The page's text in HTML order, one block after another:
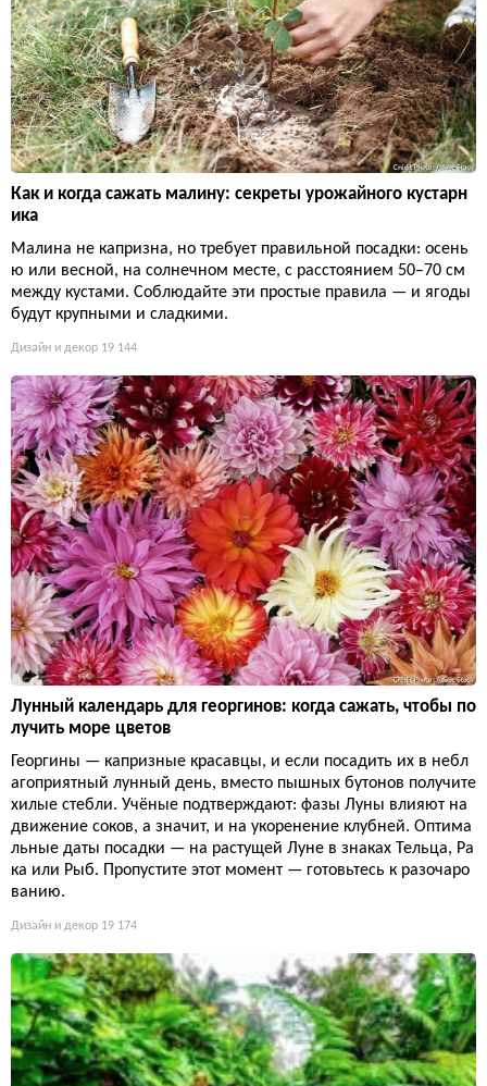
Как и когда сажать малину: секреты урожайного кустарн
ика
Малина не капризна, но требует правильной посадки: осень
ю или весной, на солнечном месте, с расстоянием 50–70 см
между кустами. Соблюдайте эти простые правила — и ягоды
будут крупными и сладкими.
Дизайн и декор 19 144
Лунный календарь для георгинов: когда сажать, чтобы по
лучить море цветов
Георгины — капризные красавцы, и если посадить их в небл
агоприятный лунный день, вместо пышных бутонов получите
хилые стебли. Учёные подтверждают: фазы Луны влияют на
движение соков, а значит, и на укоренение клубней. Оптима
льные даты посадки — на растущей Луне в знаках Тельца, Ра
ка или Рыб. Пропустите этот момент — готовьтесь к разочаро
ванию.
Дизайн и декор 19 174